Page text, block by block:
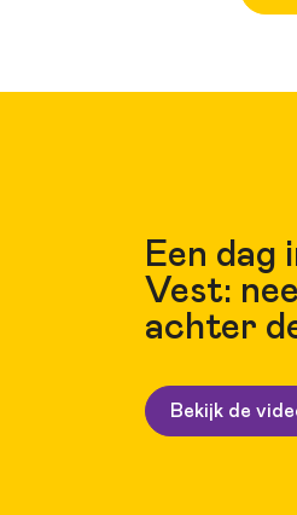
Een dag
Vest:
achter
Bekijk de